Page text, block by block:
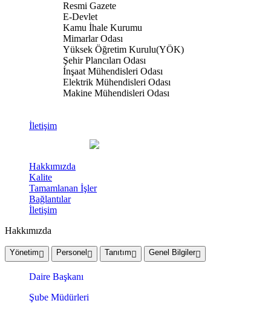
Resmi Gazete
E-Devlet
Kamu İhale Kurumu
Mimarlar Odası
Yüksek Öğretim Kurulu(YÖK)
Şehir Plancıları Odası
İnşaat Mühendisleri Odası
Elektrik Mühendisleri Odası
Makine Mühendisleri Odası
İletişim
Hakkımızda
Kalite
Tamamlanan İşler
Bağlantılar
İletişim
Hakkımızda
Yönetim Personel Tanıtım Genel Bilgiler
Daire Başkanı
Şube Müdürleri